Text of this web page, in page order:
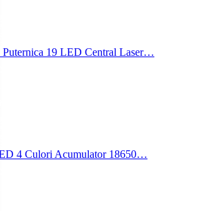
19 LED Central Laser…
4 Culori Acumulator 18650…